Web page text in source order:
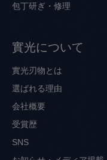
包丁研ぎ・修理
實光について
實光刃物とは
選ばれる理由
会社概要
受賞歴
SNS